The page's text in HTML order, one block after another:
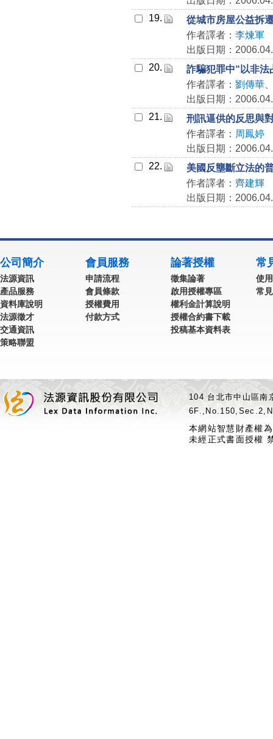
19.
從城市房屋公益拆
作者譯者： 李煉軍
出版日期：
20.
詐騙犯罪中“以非法
作者譯者： 劉傳華
出版日期：
21.
刑訊逼供的反思與
作者譯者： 周鳳婷
出版日期：
22.
美國反壟斷立法的
作者譯者： 齊建輝
出版日期：
公司簡介
法源資訊
產品服務
資料庫說明
法源徵才
交通資訊
策略聯盟
會員服務
申請流程
會員條款
授權費用
付款方式
論著授權
徵集論著
啟用授權專區
權利金計算說明
授權合約書下載
投稿基本資料表
常
使
常
104 台北市中山區
本網站智慧財產權
未經正式書面授權